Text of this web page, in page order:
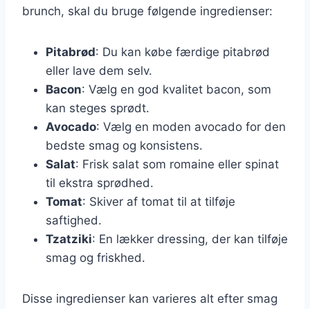
brunch, skal du bruge følgende ingredienser:
Pitabrød: Du kan købe færdige pitabrød
eller lave dem selv.
Bacon: Vælg en god kvalitet bacon, som
kan steges sprødt.
Avocado: Vælg en moden avocado for den
bedste smag og konsistens.
Salat: Frisk salat som romaine eller spinat
til ekstra sprødhed.
Tomat: Skiver af tomat til at tilføje
saftighed.
Tzatziki: En lækker dressing, der kan tilføje
smag og friskhed.
Disse ingredienser kan varieres alt efter smag